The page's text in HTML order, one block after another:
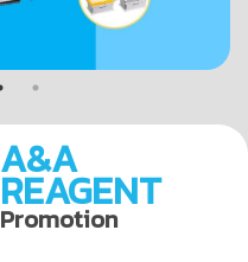
A&A
REAGENT
Promotion